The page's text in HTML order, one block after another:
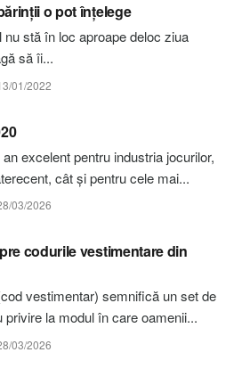
o pot înțelege
stă în loc aproape deloc ziua
să îi...
01/2022
excelent pentru industria jocurilor,
cât și pentru cele mai...
03/2026
codurile vestimentare din
vestimentar) semnifică un set de
la modul în care oamenii...
03/2026